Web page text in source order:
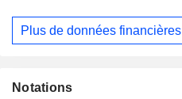
Plus de données financières
Notations